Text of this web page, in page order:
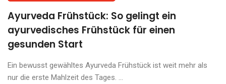
Ayurveda Frühstück: So gelingt ein
ayurvedisches Frühstück für einen
gesunden Start
Ein bewusst gewähltes Ayurveda Frühstück ist weit mehr als
nur die erste Mahlzeit des Tages. ...